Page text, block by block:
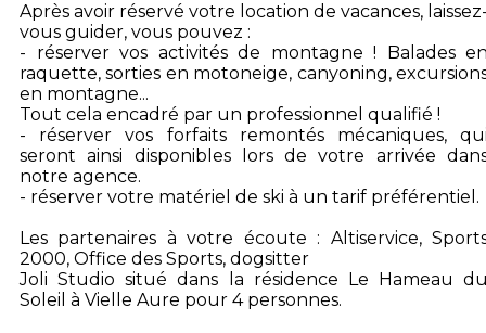
Après avoir réservé votre location de vacances,
vous guider, vous pouvez :
- réserver vos activités de montagne ! Balades
raquette, sorties en motoneige, canyoning,
en montagne...
Tout cela encadré par un professionnel qualifié !
- réserver vos forfaits remontés mécaniques,
seront ainsi disponibles lors de votre arrivée
notre agence.
- réserver votre matériel de ski à un tarif préférentiel.
Les partenaires à votre écoute : Altiservice,
2000, Office des Sports, dogsitter
Joli Studio situé dans la résidence Le Hameau
Soleil à Vielle Aure pour 4 personnes.